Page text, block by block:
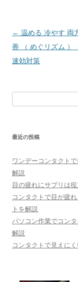
投
稿
ナ
← 温める 冷やす 両
善 （ めぐリズム ）
速効対策
最近の投稿
ワンデーコンタクト
解説
目の疲れにサプリは
コンタクトで目が疲
トを解説
パソコン作業でコン
解説
コンタクトで見えに